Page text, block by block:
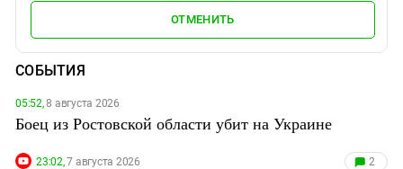
ОТМЕНИТЬ
СОБЫТИЯ
05:52,8 августа 2026
Боец из Ростовской области убит на Украине
23:02,7 августа 2026 2